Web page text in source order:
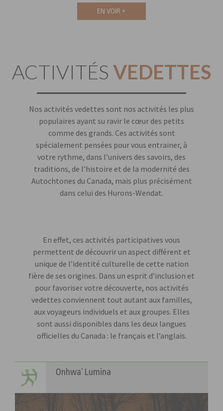
EN VOIR +
ACTIVITÉS VEDETTES
Nos activités vedettes sont nos activités les plus
populaires ayant su ravir le cœur des petits
comme des grands. Ces activités sont
spécialement pensées pour vous entrainer, à
votre rythme, dans l’univers des savoirs, des
traditions, de l’histoire et de la modernité des
Autochtones du Canada, mais plus précisément
dans celui des Hurons-Wendat.
En effet, ces activités participatives vous
permettent de découvrir un aspect différent et
unique de l’identité culturelle de cette nation
fière de ses origines. Dans un esprit d’inclusion et
pour favoriser votre découverte, nos activités
vedettes conviennent tout autant aux familles,
aux voyageurs individuels et aux groupes. Elles
sont aussi disponibles dans les deux langues
officielles du Canada : le français et l’anglais.
Onhwa’ Lumina